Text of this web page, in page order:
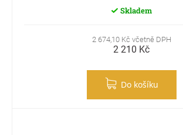
Skladem
2 674,10 Kč včetně DPH
2 210 Kč
Do košíku